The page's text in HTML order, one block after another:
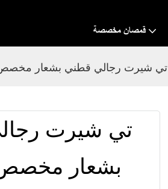
قمصان مخصصة
تي شيرت رجالي قطني بشعار مخصص